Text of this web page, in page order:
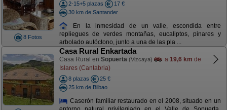
8 Fotos
2-15+5 plazas
17 €
30 km de Santander
En la inmesidad de un valle, escondida entre
repliegues de verdes montañas, eucaliptos, pinares y
arbolado autóctono, junto a una de las pla ...
Casa Rural Enkartada
Casa Rural en Sopuerta (Vizcaya) a 19,6 km de
Islares (Cantabria)
8 plazas
25 €
25 km de Bilbao
Caserón familiar restaurado en el 2008, situado en un